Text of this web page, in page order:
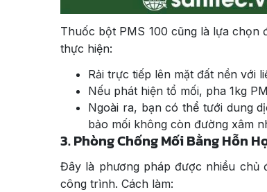
Thuốc bột PMS 100 cũng là lựa chọn
thực hiện:
Rải trực tiếp lên mặt đất nền với
Nếu phát hiện tổ mối, pha 1kg
Ngoài ra, bạn có thể tưới dung
bảo mối không còn đường xâm
3. Phòng Chống Mối Bằng Hỗn
Đây là phương pháp được nhiều chủ
công trình. Cách làm: